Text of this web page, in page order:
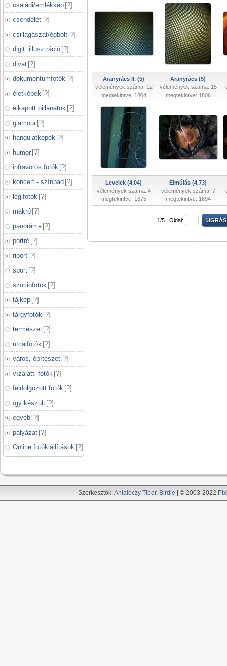
családi/emlékkép [?]
csendélet [?]
csillagászat/égbolt [?]
digit. illusztráció [?]
divat [?]
dokumentumfotók [?]
életképek [?]
elkapott pillanatok [?]
glamour [?]
hangulatképek [?]
humor [?]
infravörös fotók [?]
koncert - színpad [?]
légifotók [?]
makró [?]
panoráma [?]
portré [?]
riport [?]
sport [?]
szociofotók [?]
tájkép [?]
tárgyfotók [?]
természet [?]
utcaifotók [?]
város, építészet [?]
vízalatti fotók [?]
feldolgozott fotók [?]
így készült [?]
egyéb [?]
pályázat [?]
Online fotókiállítások [?]
Aranyrács II. (5)
vélemények száma: 12
megtekintve: 1804
Aranyrács (5)
vélemények száma: 15
megtekintve: 1806
Levelek (4,04)
vélemények száma: 4
megtekintve: 1675
Elmúlás (4,73)
vélemények száma: 7
megtekintve: 1694
1/5 | Oldal:
Szerkesztők:Antalóczy Tibor, Birdie | © 2003-2022